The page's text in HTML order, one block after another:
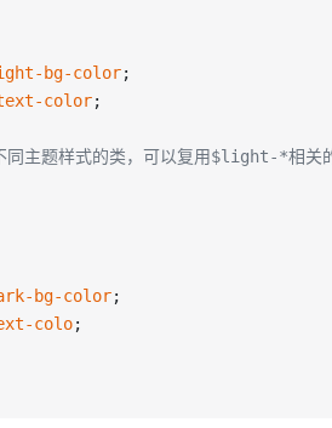
bg-color;
color;
主题样式的类，可以复用$light-*相关
bg-color;
colo;